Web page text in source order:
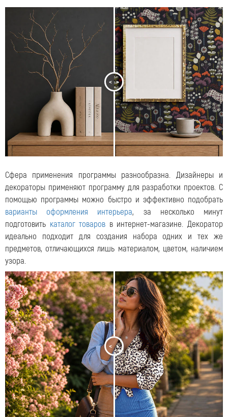
< >
Сфера применения программы разнообразна. Дизайнеры и
декораторы применяют программу для разработки проектов. С
помощью программы можно быстро и эффективно подобрать
варианты оформления интерьера, за несколько минут
подготовить каталог товаров в интернет-магазине. Декоратор
идеально подходит для создания набора одних и тех же
предметов, отличающихся лишь материалом, цветом, наличием
узора.
< >